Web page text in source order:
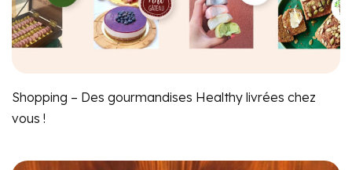
Shopping – Des gourmandises Healthy livrées chez
vous !